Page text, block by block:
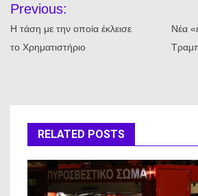
άρθρων
Previous:
Η τάση με την οποία έκλεισε
το Χρηματιστήριο
Νέα
RELATED POSTS